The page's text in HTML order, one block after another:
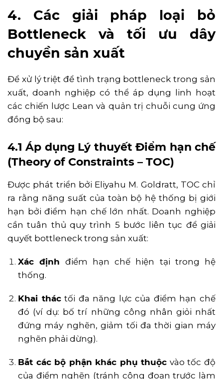
4. Các giải pháp loại bỏ
Bottleneck và tối ưu dây
chuyền sản xuất
Để xử lý triệt để tình trạng bottleneck trong sản
xuất, doanh nghiệp có thể áp dụng linh hoạt
các chiến lược Lean và quản trị chuỗi cung ứng
đồng bộ sau:
4.1 Áp dụng Lý thuyết Điểm hạn chế
(Theory of Constraints – TOC)
Được phát triển bởi Eliyahu M. Goldratt, TOC chỉ
ra rằng năng suất của toàn bộ hệ thống bị giới
hạn bởi điểm hạn chế lớn nhất. Doanh nghiệp
cần tuân thủ quy trình 5 bước liên tục để giải
quyết bottleneck trong sản xuất:
Xác định điểm hạn chế hiện tại trong hệ
thống.
Khai tháctối đa năng lực của điểm hạn chế
đó (ví dụ: bố trí những công nhân giỏi nhất
đứng máy nghẽn, giảm tối đa thời gian máy
nghẽn phải dừng).
Bắt các bộ phận khác phụ thuộc vào tốc độ
của điểm nghẽn (tránh công đoạn trước làm